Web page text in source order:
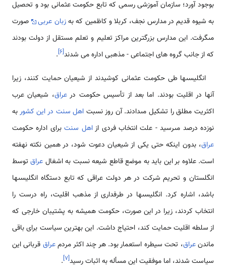
بوجود آورد؛ سازمان آموزشى رسمى که تابع حکومت عثمانى بود و تحصیل
به شیوه قدیم در مدارس نجف، کربلا و کاظمین که بهزبان عربى
صورت
مى‏گرفت. این مدارس بزرگترین مراکز تعلیم و تعلم مستقل از دولت بودند
که از جانب گروه هاى اجتماعى - مذهبى اداره مى‏ شدند[۶]
.
انگلیسى‏ها طى حکومت عثمانى کوشیدند از شیعیان حمایت کنند، زیرا
آنها در اقلیت بودند. اما بعد از تأسیس حکومت درعراق، شیعیان عرب
اکثریت مطلق را تشکیل مى‏دادند. آن روز نسبت اهل سنت در این کشوربه
نوزده درصد مى‏رسید - علت انتخاب فردى ازاهل سنتبراى اداره حکومت
عراق، بدون اینکه حتى یکى از شیعیان دعوت شود، در همین نکته نهفته
است. علاوه بر این باید به موضع قاطع شیعه نسبت به اشغال عراقتوسط
انگلستان و تحریم شرکت در هر دولت عراقى که تابع دستگاه انگلیسى‏ها
باشد، اشاره کرد. انگلیسى‏ها در طرفدارى از مذهب اقلیت، راه درست را
انتخاب کردند، زیرا در این صورت، حکومت همیشه به پشتیبان خارجى که
از سلطه اقلیت حمایت کند، احتیاج داشت. این بهترین سیاست براى باقى
ماندنعراق، تحت سیطره استعمار بود. هر چند اکثر مردمعراق قربانى این
سیاست شدند، اما موفقیت این مسأله به اثبات رسید[۷]
.